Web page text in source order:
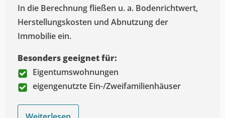
In die Berechnung fließen u. a. Bodenrichtwert,
Herstellungskosten und Abnutzung der
Immobilie ein.
Besonders geeignet für:
Eigentumswohnungen
eigengenutzte Ein-/Zweifamilienhäuser